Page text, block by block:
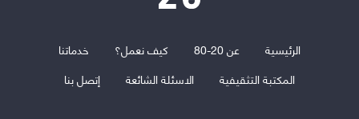
الرئيسية عن 20-80 كيف نعمل؟
خدماتنا
المكتبة التثقيفية
الاسئلة الشائعة إتصل بنا